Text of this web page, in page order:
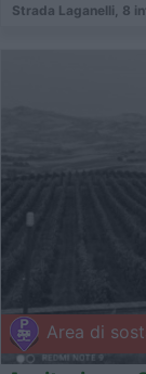
Strada Laganelli, 8
Area di